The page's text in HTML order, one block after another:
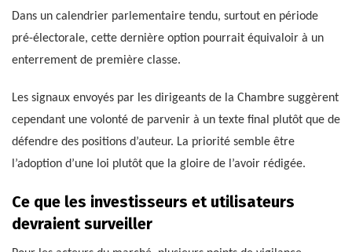
Dans un calendrier parlementaire tendu, surtout en période
pré-électorale, cette dernière option pourrait équivaloir à un
enterrement de première classe.
Les signaux envoyés par les dirigeants de la Chambre suggèrent
cependant une volonté de parvenir à un texte final plutôt que de
défendre des positions d’auteur. La priorité semble être
l’adoption d’une loi plutôt que la gloire de l’avoir rédigée.
Ce que les investisseurs et utilisateurs
devraient surveiller